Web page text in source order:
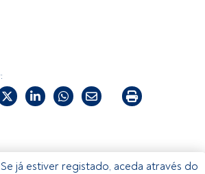
já estiver registado, aceda através do